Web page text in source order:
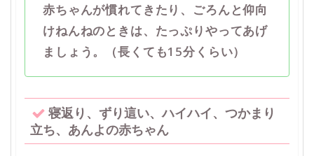
赤ちゃんが慣れてきたり、ごろんと仰向
けねんねのときは、たっぷりやってあげ
ましょう。（長くても15分くらい）
寝返り、ずり這い、ハイハイ、つかまり
立ち、あんよの赤ちゃん